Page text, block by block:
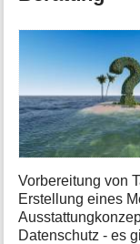
o
e
n
z
u
r
S
i
t
e
Vorbereitung von
Erstellung eines
Datenschutz - es